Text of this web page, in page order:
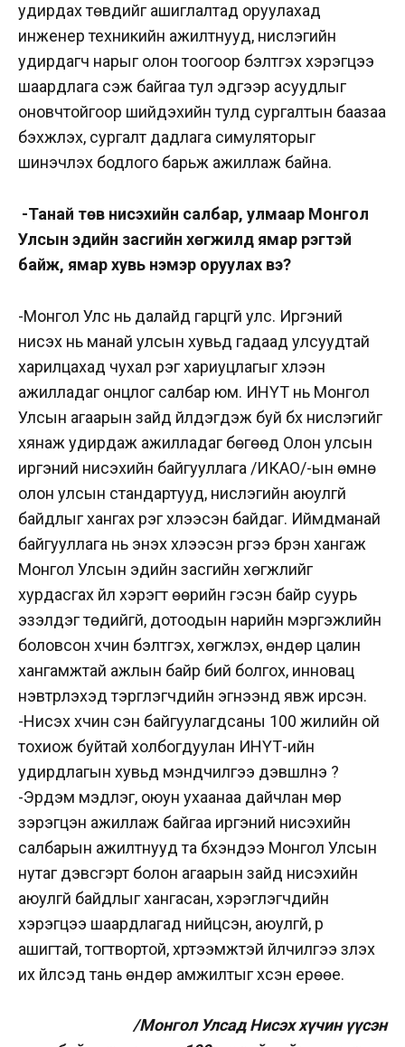
удирдах төвүүдийг ашиглалтад оруулахад
инженер техникийн ажилтнууд, нислэгийн
удирдагч нарыг олон тоогоор бэлтгэх хэрэгцээ
шаардлага үүсэж байгаа тул эдгээр асуудлыг
оновчтойгоор шийдэхийн тулд сургалтын баазаа
бэхжүүлэх, сургалт дадлага симуляторыг
шинэчлэх бодлого барьж ажиллаж байна.
-Танай төв нисэхийн салбар, улмаар Монгол
Улсын эдийн засгийн хөгжилд ямар үүрэгтэй
байж, ямар хувь нэмэр оруулах вэ?
-Монгол Улс нь далайд гарцгүй улс. Иргэний
нисэх нь манай улсын хувьд гадаад улсуудтай
харилцахад чухал үүрэг хариуцлагыг хүлээн
ажилладаг онцлог салбар юм. ИНҮТ нь Монгол
Улсын агаарын зайд үйлдэгдэж буй бүх нислэгийг
хянаж удирдаж ажилладаг бөгөөд Олон улсын
иргэний нисэхийн байгууллага /ИКАО/-ын өмнө
олон улсын стандартууд, нислэгийн аюулгүй
байдлыг хангах үүрэг хүлээсэн байдаг. Иймдманай
байгууллага нь энэхүү хүлээсэн үүргээ бүрэн хангаж
Монгол Улсын эдийн засгийн хөгжлийг
хурдасгах үйл хэрэгт өөрийн гэсэн байр суурь
эзэлдэг төдийгүй, дотоодын нарийн мэргэжлийн
боловсон хүчин бэлтгэх, хөгжүүлэх, өндөр цалин
хангамжтай ажлын байр бий болгох, инновац
нэвтрүүлэхэд тэргүүлэгчдийн эгнээнд явж ирсэн.
-Нисэх хүчин үүсэн байгуулагдсаны 100 жилийн ой
тохиож буйтай холбогдуулан ИНҮТ-ийн
удирдлагын хувьд мэндчилгээ дэвшүүлнэ үү?
-Эрдэм мэдлэг, оюун ухаанаа дайчлан мөр
зэрэгцэн ажиллаж байгаа иргэний нисэхийн
салбарын ажилтнууд та бүхэндээ Монгол Улсын
нутаг дэвсгэрт болон агаарын зайд нисэхийн
аюулгүй байдлыг хангасан, хэрэглэгчдийн
хэрэгцээ шаардлагад нийцсэн, аюулгүй, үр
ашигтай, тогтвортой, хүртээмжтэй үйлчилгээ үзүүлэх
их үйлсэд тань өндөр амжилтыг хүсэн ерөөе.
/Монгол Улсад Нисэх хүчин үүсэн